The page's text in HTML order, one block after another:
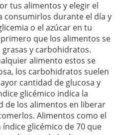
tus alimentos y elegir el
consumirlos durante el día y
o el azúcar en tu
que los alimentos se
y carbohidratos.
alimento estos se
los carbohidratos suelen
cantidad de glucosa y
glicémico indica la
de los alimentos en liberar
Alimentos como el
glicémico de 70 que